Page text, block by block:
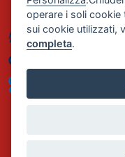
operare i soli cookie
sui cookie utilizzati,
completa.